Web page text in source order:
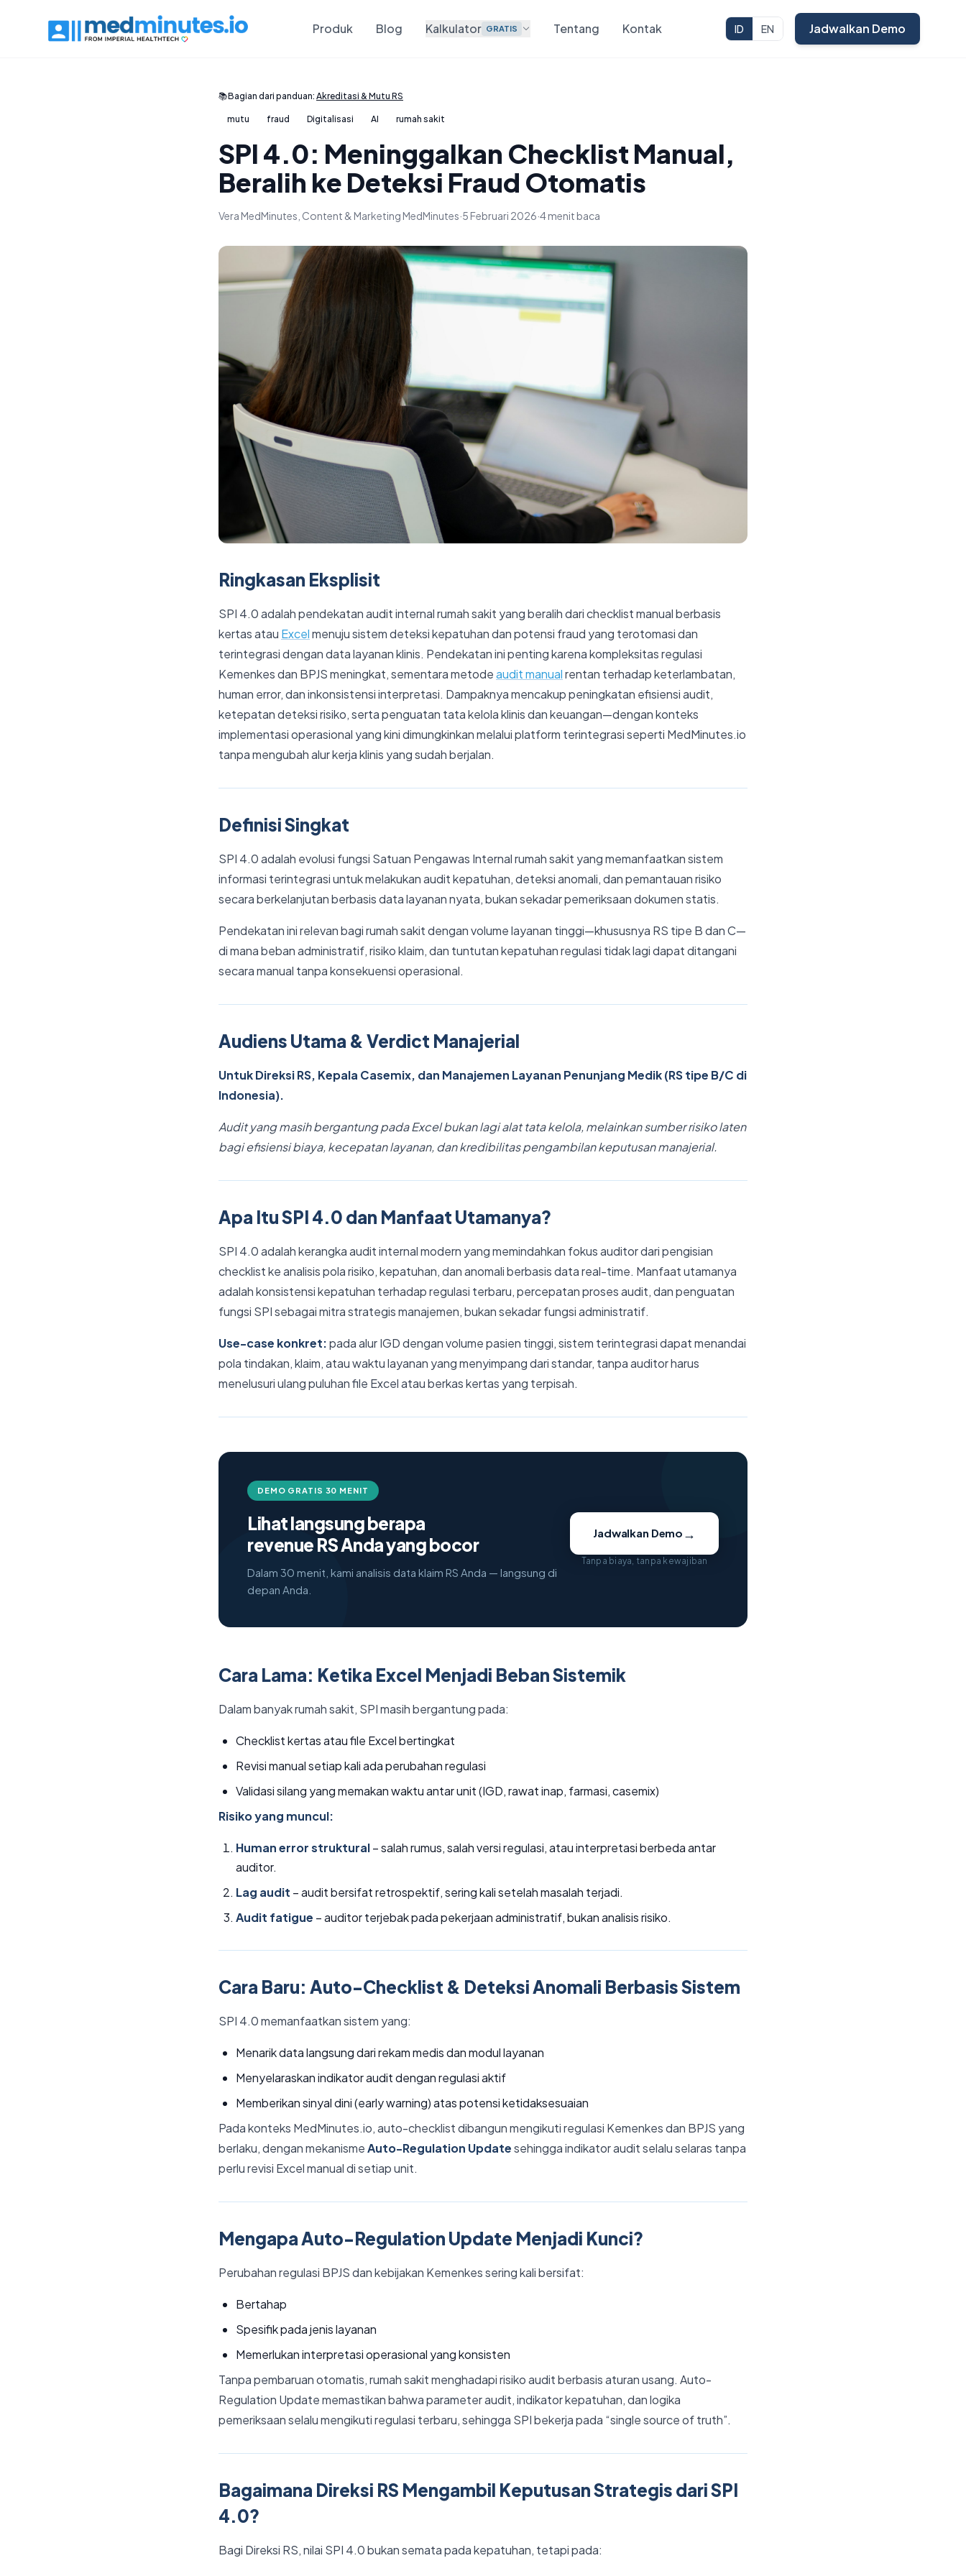
Produk Blog Kalkulator GRATIS Tentang Kontak ID EN Jadwalkan Demo
📚Bagian dari panduan: Akreditasi & Mutu RS
mutu fraud Digitalisasi AI rumah sakit
SPI 4.0: Meninggalkan Checklist Manual,
Beralih ke Deteksi Fraud Otomatis
Vera MedMinutes, Content & Marketing MedMinutes·5 Februari 2026·4 menit baca
Ringkasan Eksplisit
SPI 4.0 adalah pendekatan audit internal rumah sakit yang beralih dari checklist manual berbasis
kertas atau Excelmenuju sistem deteksi kepatuhan dan potensi fraud yang terotomasi dan
terintegrasi dengan data layanan klinis. Pendekatan ini penting karena kompleksitas regulasi
Kemenkes dan BPJS meningkat, sementara metodeaudit manualrentan terhadap keterlambatan,
human error, dan inkonsistensi interpretasi. Dampaknya mencakup peningkatan efisiensi audit,
ketepatan deteksi risiko, serta penguatan tata kelola klinis dan keuangan—dengan konteks
implementasi operasional yang kini dimungkinkan melalui platform terintegrasi seperti MedMinutes.io
tanpa mengubah alur kerja klinis yang sudah berjalan.
Definisi Singkat
SPI 4.0 adalah evolusi fungsi Satuan Pengawas Internal rumah sakit yang memanfaatkan sistem
informasi terintegrasi untuk melakukan audit kepatuhan, deteksi anomali, dan pemantauan risiko
secara berkelanjutan berbasis data layanan nyata, bukan sekadar pemeriksaan dokumen statis.
Pendekatan ini relevan bagi rumah sakit dengan volume layanan tinggi—khususnya RS tipe B dan C—
di mana beban administratif, risiko klaim, dan tuntutan kepatuhan regulasi tidak lagi dapat ditangani
secara manual tanpa konsekuensi operasional.
Audiens Utama & Verdict Manajerial
Untuk Direksi RS, Kepala Casemix, dan Manajemen Layanan Penunjang Medik (RS tipe B/C di
Indonesia).
Audit yang masih bergantung pada Excel bukan lagi alat tata kelola, melainkan sumber risiko laten
bagi efisiensi biaya, kecepatan layanan, dan kredibilitas pengambilan keputusan manajerial.
Apa Itu SPI 4.0 dan Manfaat Utamanya?
SPI 4.0 adalah kerangka audit internal modern yang memindahkan fokus auditor dari pengisian
checklist ke analisis pola risiko, kepatuhan, dan anomali berbasis data real-time. Manfaat utamanya
adalah konsistensi kepatuhan terhadap regulasi terbaru, percepatan proses audit, dan penguatan
fungsi SPI sebagai mitra strategis manajemen, bukan sekadar fungsi administratif.
Use-case konkret:pada alur IGD dengan volume pasien tinggi, sistem terintegrasi dapat menandai
pola tindakan, klaim, atau waktu layanan yang menyimpang dari standar, tanpa auditor harus
menelusuri ulang puluhan file Excel atau berkas kertas yang terpisah.
DEMO GRATIS 30 MENIT
Lihat langsung berapa
revenue RS Anda yang bocor
Dalam 30 menit, kami analisis data klaim RS Anda — langsung di
depan Anda.
Jadwalkan Demo →
Tanpa biaya, tanpa kewajiban
Cara Lama: Ketika Excel Menjadi Beban Sistemik
Dalam banyak rumah sakit, SPI masih bergantung pada:
Checklist kertas atau file Excel bertingkat
Revisi manual setiap kali ada perubahan regulasi
Validasi silang yang memakan waktu antar unit (IGD, rawat inap, farmasi, casemix)
Risiko yang muncul:
Human error struktural– salah rumus, salah versi regulasi, atau interpretasi berbeda antar
auditor.
Lag audit – audit bersifat retrospektif, sering kali setelah masalah terjadi.
Audit fatigue – auditor terjebak pada pekerjaan administratif, bukan analisis risiko.
Cara Baru: Auto-Checklist & Deteksi Anomali Berbasis Sistem
SPI 4.0 memanfaatkan sistem yang:
Menarik data langsung dari rekam medis dan modul layanan
Menyelaraskan indikator audit dengan regulasi aktif
Memberikan sinyal dini (early warning) atas potensi ketidaksesuaian
Pada konteks MedMinutes.io, auto-checklist dibangun mengikuti regulasi Kemenkes dan BPJS yang
berlaku, dengan mekanismeAuto-Regulation Updatesehingga indikator audit selalu selaras tanpa
perlu revisi Excel manual di setiap unit.
Mengapa Auto-Regulation Update Menjadi Kunci?
Perubahan regulasi BPJS dan kebijakan Kemenkes sering kali bersifat:
Bertahap
Spesifik pada jenis layanan
Memerlukan interpretasi operasional yang konsisten
Tanpa pembaruan otomatis, rumah sakit menghadapi risiko audit berbasis aturan usang. Auto-
Regulation Update memastikan bahwa parameter audit, indikator kepatuhan, dan logika
pemeriksaan selalu mengikuti regulasi terbaru, sehingga SPI bekerja pada “single source of truth”.
Bagaimana Direksi RS Mengambil Keputusan Strategis dari SPI
4.0?
Bagi Direksi RS, nilai SPI 4.0 bukan semata pada kepatuhan, tetapi pada: